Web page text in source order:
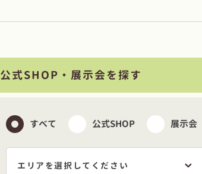
公式SHOP・展示会を探す
すべて 公式SHOP 展示会
エリアを選択してください